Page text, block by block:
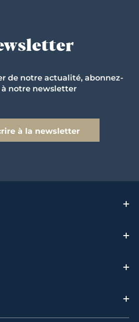
de notre actualité, abonnez-
à notre newsletter
à la newsletter